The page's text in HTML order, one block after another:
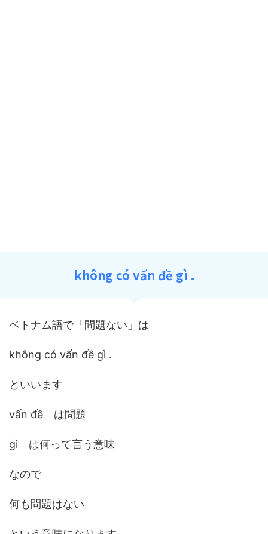
không có vấn đề gì .
ベトナム語で「問題ない」は
không có vấn đề gì .
といいます
vấn đề は問題
gì は何って言う意味
なので
何も問題はない